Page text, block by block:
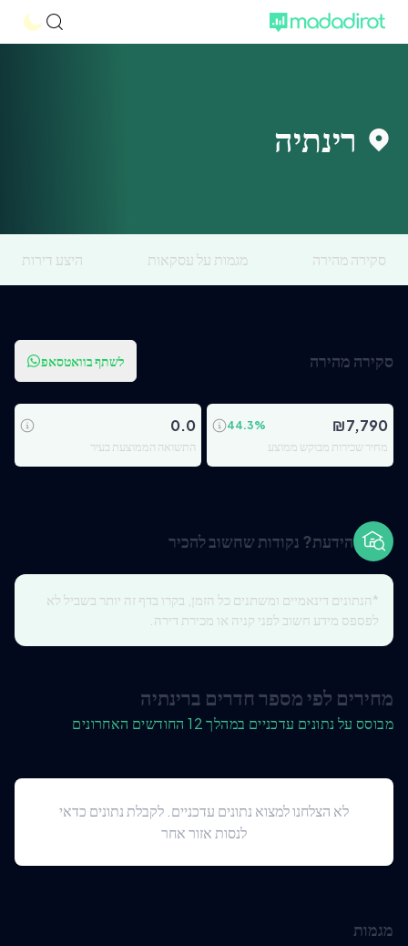
רינתיה
סקירה מהירה מגמות על עסקאות היצע דירות
סקירה מהירה לשתף בוואטסאפ
₪7,790
44.3%
מחיר שכירות מבוקש ממוצע
0.0
התשואה הממוצעת בעיר
הידעת? נקודות שחשוב להכיר
*הנתונים דינאמיים ומשתנים כל הזמן, בקרו בדף זה יותר בשביל לא
לפספס מידע חשוב לפני קניה או מכירת דירה.
מחירים לפי מספר חדרים ברינתיה
מבוסס על נתונים עדכניים במהלך 12 החודשים האחרונים
לא הצלחנו למצוא נתונים עדכניים. לקבלת נתונים כדאי
לנסות אזור אחר
מגמות